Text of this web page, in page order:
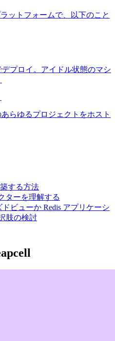
ットフォームで、以下のこと
デプロイ。アイドル状態のマシ
あらゆるプロジェクトをホスト
する方法
ターを理解する
ドビューか Redis アプリケーシ
肢の検討